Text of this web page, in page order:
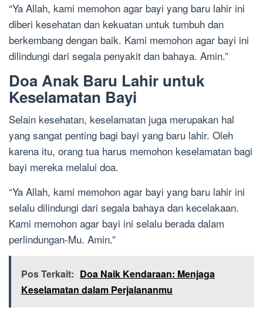
“Ya Allah, kami memohon agar bayi yang baru lahir ini
diberi kesehatan dan kekuatan untuk tumbuh dan
berkembang dengan baik. Kami memohon agar bayi ini
dilindungi dari segala penyakit dan bahaya. Amin.”
Doa Anak Baru Lahir untuk
Keselamatan Bayi
Selain kesehatan, keselamatan juga merupakan hal
yang sangat penting bagi bayi yang baru lahir. Oleh
karena itu, orang tua harus memohon keselamatan bagi
bayi mereka melalui doa.
“Ya Allah, kami memohon agar bayi yang baru lahir ini
selalu dilindungi dari segala bahaya dan kecelakaan.
Kami memohon agar bayi ini selalu berada dalam
perlindungan-Mu. Amin.”
Pos Terkait: Doa Naik Kendaraan: Menjaga
Keselamatan dalam Perjalananmu